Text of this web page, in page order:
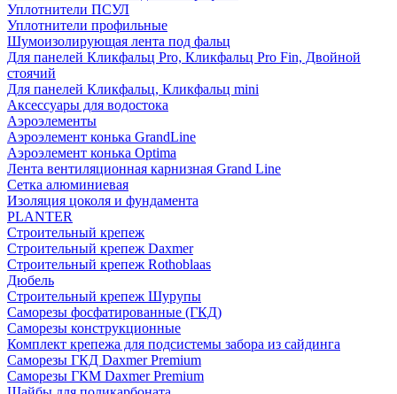
Уплотнители ПСУЛ
Уплотнители профильные
Шумоизолирующая лента под фальц
Для панелей Кликфальц Pro, Кликфальц Pro Fin, Двойной
стоячий
Для панелей Кликфальц, Кликфальц mini
Аксессуары для водостока
Аэроэлементы
Аэроэлемент конька GrandLine
Аэроэлемент конька Optima
Лента вентиляционная карнизная Grand Line
Сетка алюминиевая
Изоляция цоколя и фундамента
PLANTER
Строительный крепеж
Строительный крепеж Daxmer
Строительный крепеж Rothoblaas
Дюбель
Строительный крепеж Шурупы
Саморeзы фосфатированные (ГКД)
Саморезы конструкционные
Комплект крепежа для подсистемы забора из сайдинга
Саморезы ГКД Daxmer Premium
Саморезы ГКМ Daxmer Premium